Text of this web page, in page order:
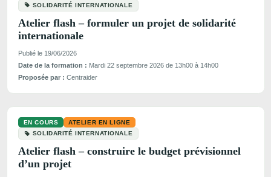
SOLIDARITÉ INTERNATIONALE
Atelier flash – formuler un projet de solidarité
internationale
Publié le 19/06/2026
Date de la formation : Mardi 22 septembre 2026 de 13h00 à 14h00
Proposée par : Centraider
EN COURS
ATELIER EN LIGNE
SOLIDARITÉ INTERNATIONALE
Atelier flash – construire le budget prévisionnel
d’un projet